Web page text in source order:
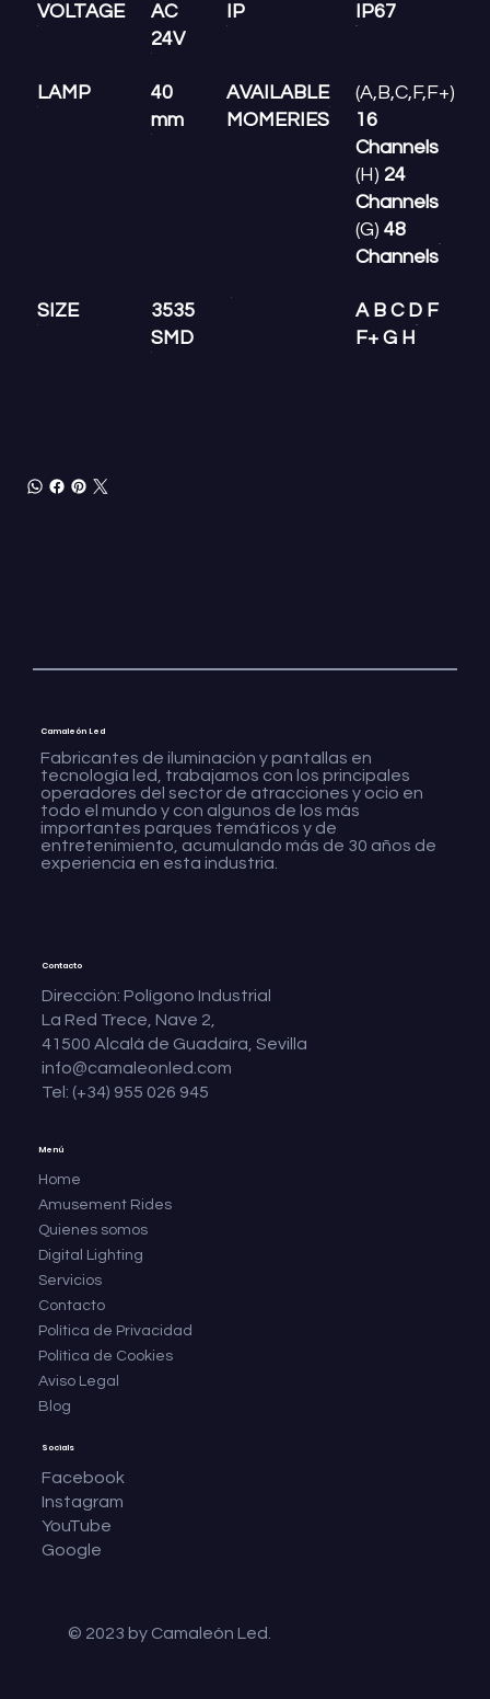
VOLTAGE
AC
24V
IP IP67
LAMP
40
mm
AVAILABLE
MOMERIES
(A,B,C,F,F+)
16
Channels
(H) 24
Channels
(G) 48
Channels
SIZE
3535
SMD
A B C D F
F+ G H
Fabricantes de iluminación y pantallas en
tecnología led, trabajamos con los principales
operadores del sector de atracciones y ocio en
todo el mundo y con algunos de los más
importantes parques temáticos y de
entretenimiento, acumulando más de 30 años de
experiencia en esta industria.
Camaleón Led
Menú
Home
Amusement Rides
Quienes somos
Digital Lighting
Servicios
Contacto
Política de Privacidad
Política de Cookies
Aviso Legal
Blog
Dirección: Polígono Industrial
La Red Trece, Nave 2,
41500 Alcalá de Guadaíra, Sevilla
info@camaleonled.com
Tel: (+34) 955 026 945
Contacto
Facebook
Instagram
YouTube
Google
Socials
© 2023 by Camaleón Led.